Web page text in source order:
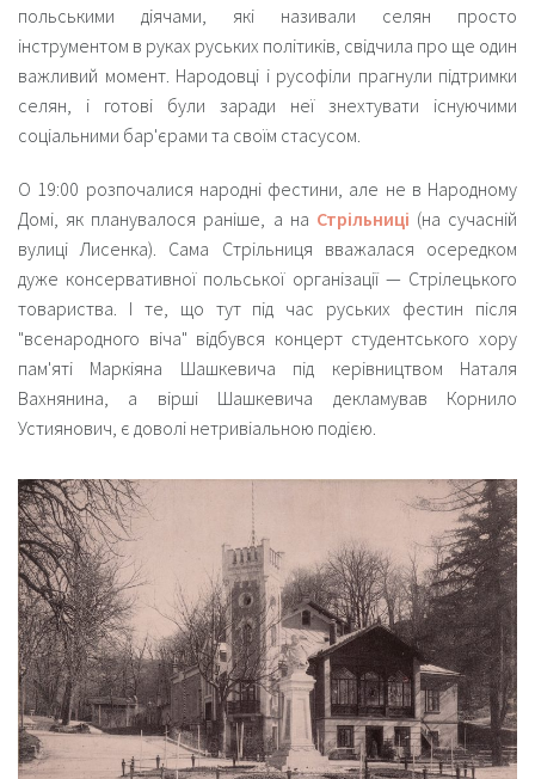
польськими діячами, які називали селян просто
інструментом в руках руських політиків, свідчила про ще один
важливий момент. Народовці і русофіли прагнули підтримки
селян, і готові були заради неї знехтувати існуючими
соціальними бар'єрами та своїм стасусом.
О 19:00 розпочалися народні фестини, але не в Народному
Домі, як планувалося раніше, а на Стрільниці (на сучасній
вулиці Лисенка). Сама Стрільниця вважалася осередком
дуже консервативної польської організації — Стрілецького
товариства. І те, що тут під час руських фестин після
"всенародного віча" відбувся концерт студентського хору
пам'яті Маркіяна Шашкевича під керівництвом Наталя
Вахнянина, а вірші Шашкевича декламував Корнило
Устиянович, є доволі нетривіальною подією.